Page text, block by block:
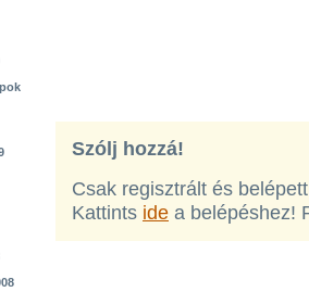
Szólj hozzá!
Csak regisztrált és
Kattints ide a belépéshez!